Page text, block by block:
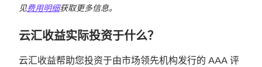
见费用明细获取更多信息。
云汇收益实际投资于什么？
云汇收益帮助您投资于由市场领先机构发行的 AAA 评